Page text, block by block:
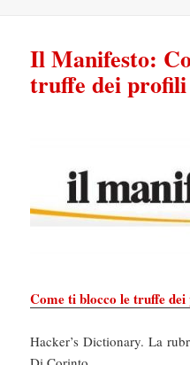
Il Manifesto:
truffe dei
Come ti blocco le truffe
Hacker’s Dictionary. La